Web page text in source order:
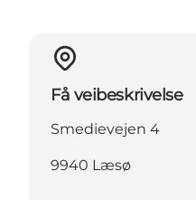
Få veibeskrivelse
Smedievejen 4
9940 Læsø